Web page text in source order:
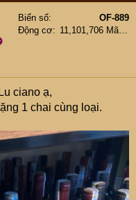
Biển số
OF-889
Động cơ
ciano ạ,
1 chai cùng loại.